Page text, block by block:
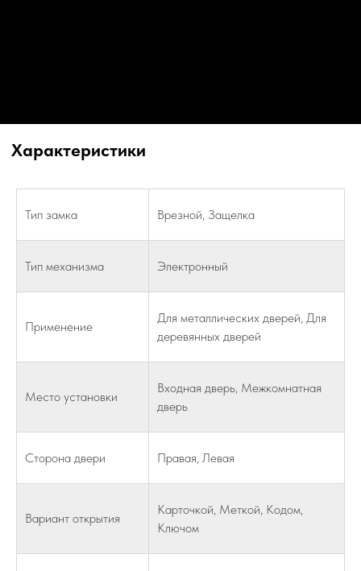
Тип замка Врезной, Защелка
Тип механизма Электронный
Применение
Для металлических дверей, Для
деревянных дверей
Место установки
Входная дверь, Межкомнатная
дверь
Сторона двери Правая, Левая
Вариант открытия
Карточкой, Меткой, Кодом,
Ключом
Инструкции
нструкция M-01/100М